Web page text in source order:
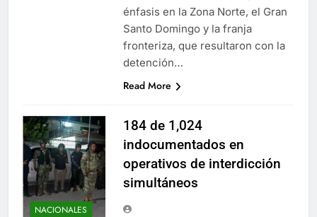
énfasis en la Zona Norte, el Gran
Santo Domingo y la franja
fronteriza, que resultaron con la
detención…
Read More
NACIONALES
184 de 1,024
indocumentados en
operativos de interdicción
simultáneos